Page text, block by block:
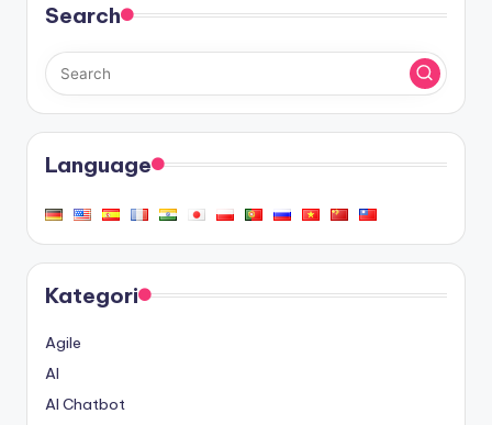
Search
Language
Kategori
Agile
AI
AI Chatbot